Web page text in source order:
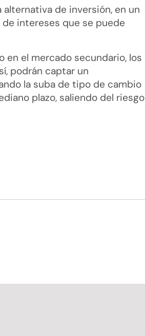
de inversión, en un
intereses que se puede
el mercado secundario, los
podrán captar un
la suba de tipo de cambio
plazo, saliendo del riesgo